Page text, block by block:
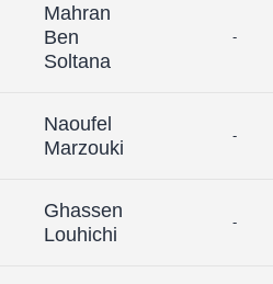
Mahran
Ben
Soltana
-
Naoufel
Marzouki
-
Ghassen
Louhichi
-